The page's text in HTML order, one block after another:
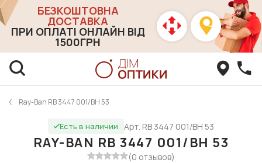
БЕЗКОШТОВНА
ДОСТАВКА
ПРИ ОПЛАТІ ОНЛАЙН ВІД
1500ГРН
Ray-Ban RB 3447 001/BH 53
Есть в наличии Арт. RB 3447 001/BH 53
RAY-BAN RB 3447 001/BH 53
(0 отзывов)